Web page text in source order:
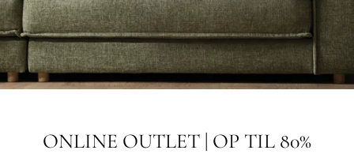
ONLINE OUTLET | OP TIL 80%